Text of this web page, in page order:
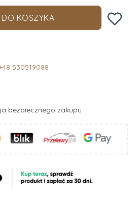
KOSZYKA
530519088
bezpiecznego zakupu